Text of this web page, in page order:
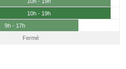
10h - 19h
9h - 17h
Fermé